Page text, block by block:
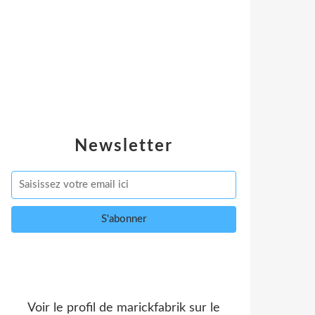
Newsletter
Voir le profil de marickfabrik sur le